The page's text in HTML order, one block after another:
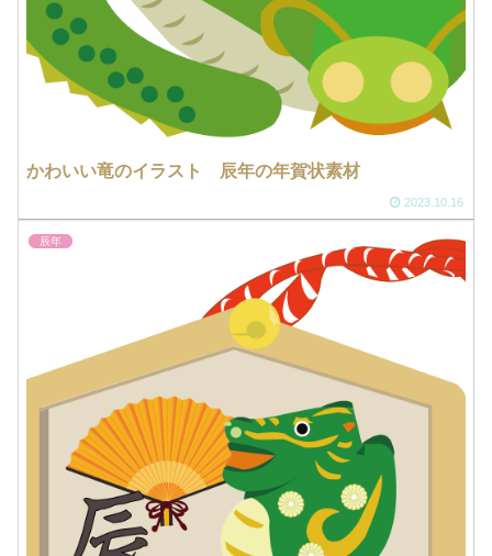
かわいい竜のイラスト 辰年の年賀状素材
2023.10.16
辰年